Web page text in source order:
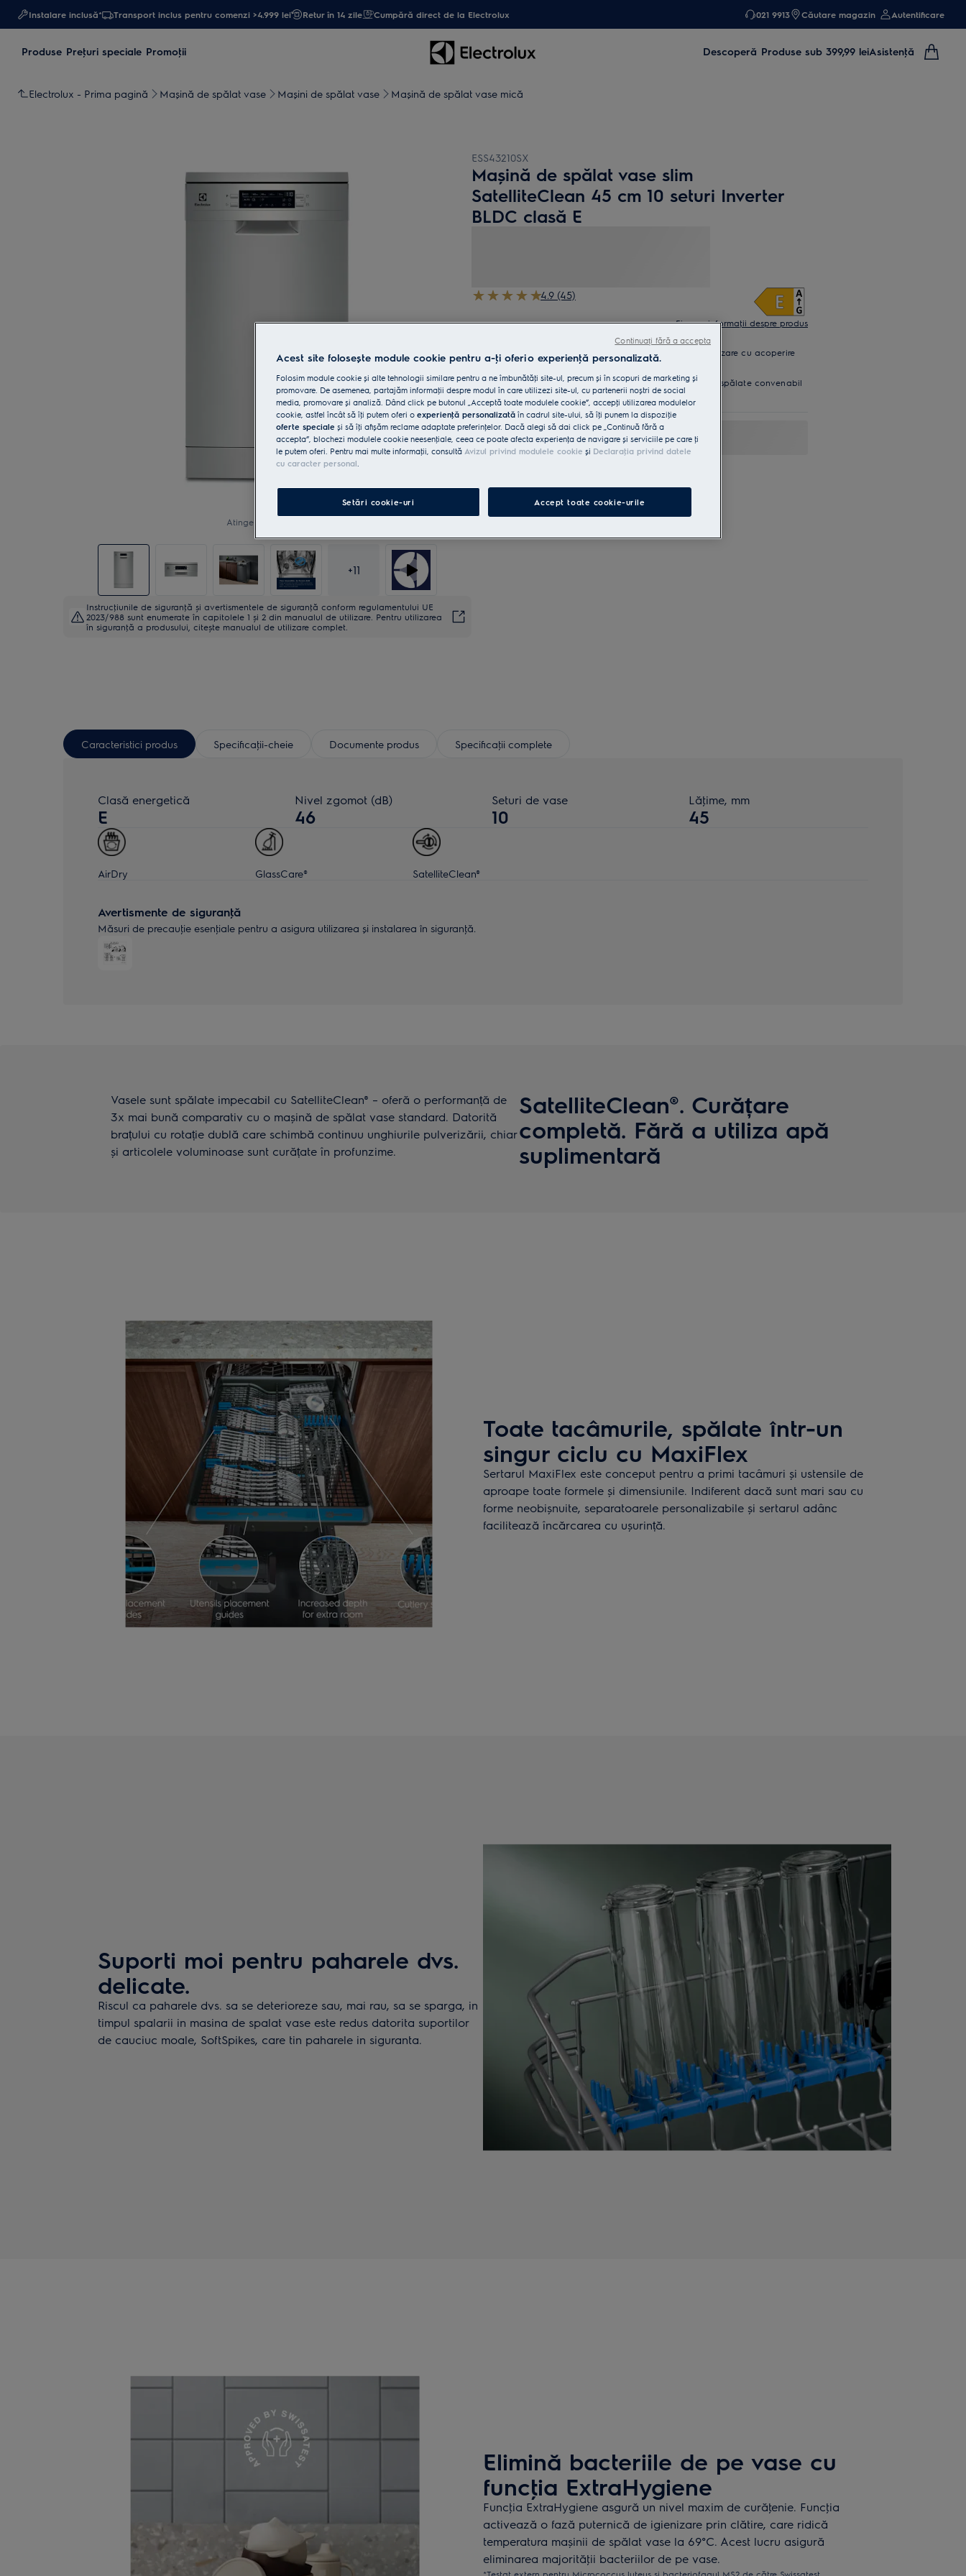
Instalare inclusă* Transport inclus pentru comenzi >4.999 lei Retur în 14 zile Cumpără direct de la Electrolux 021 9913 Căutare magazin Autentificare
Produse Preţuri speciale Promoţii Descoperă Produse sub 399,99 leiAsistenţă
Electrolux - Prima pagină Mașină de spălat vase Maşini de spălat vase Mașină de spălat vase mică
Atinge pentru zoom
+11
Instrucţiunile de siguranţă și avertismentele de siguranţă conform regulamentului UE
2023/988 sunt enumerate în capitolele 1 și 2 din manualul de utilizare. Pentru utilizarea
în siguranţă a produsului, citește manualul de utilizare complet.
ESS43210SX
Mașină de spălat vase slim
SatelliteClean 45 cm 10 seturi Inverter
BLDC clasă E
4.9 (45)
Fișa cu informaţii despre produs
Mașina de spălat vase SatelliteClean® 600 oferă o pulverizare cu acoperire
mai bună
Acoperire de 3x mai bună cu SatelliteClean®.
Tacâmurile de aproape toate formele și dimensiunile sunt spălate convenabil
cu MaxiFlex.
Caracteristici produs Specificaţii-cheie Documente produs Specificaţii complete
Clasă energetică
E
Nivel zgomot (dB)
46
Seturi de vase
10
Lăţime, mm
45
AirDry GlassCare® SatelliteClean®
Avertismente de siguranţă
Măsuri de precauţie esenţiale pentru a asigura utilizarea și instalarea în siguranţă.
SatelliteClean®. Curățare
completă. Fără a utiliza apă
suplimentară
Vasele sunt spălate impecabil cu SatelliteClean® – oferă o performanță de
3x mai bună comparativ cu o mașină de spălat vase standard. Datorită
brațului cu rotație dublă care schimbă continuu unghiurile pulverizării, chiar
și articolele voluminoase sunt curățate în profunzime.
Toate tacâmurile, spălate într-un
singur ciclu cu MaxiFlex
Sertarul MaxiFlex este conceput pentru a primi tacâmuri și ustensile de
aproape toate formele și dimensiunile. Indiferent dacă sunt mari sau cu
forme neobișnuite, separatoarele personalizabile și sertarul adânc
facilitează încărcarea cu ușurință.
Suporti moi pentru paharele dvs.
delicate.
Riscul ca paharele dvs. sa se deterioreze sau, mai rau, sa se sparga, in
timpul spalarii in masina de spalat vase este redus datorita suportilor
de cauciuc moale, SoftSpikes, care tin paharele in siguranta.
Elimină bacteriile de pe vase cu
funcţia ExtraHygiene
Funcţia ExtraHygiene asgură un nivel maxim de curăţenie. Funcţia
activează o fază puternică de igienizare prin clătire, care ridică
temperatura mașinii de spălat vase la 69°C. Acest lucru asigură
eliminarea majorităţii bacteriilor de pe vase.
Acest site folosește module cookie pentru a-ţi oferi o experienţă personalizată.
Folosim module cookie și alte tehnologii similare pentru a ne îmbunătăţi site-ul, precum și în scopuri de marketing și
promovare. De asemenea, partajăm informaţii despre modul în care utilizezi site-ul, cu partenerii noștri de social
media, promovare și analiză. Dând click pe butonul „Acceptă toate modulele cookie”, accepţi utilizarea modulelor
cookie, astfel încât să îţi putem oferi o experienţă personalizată în cadrul site-ului, să îţi punem la dispoziţie
oferte speciale și să îţi afișăm reclame adaptate preferinţelor. Dacă alegi să dai click pe „Continuă fără a
accepta”, blochezi modulele cookie neesenţiale, ceea ce poate afecta experienţa de navigare și serviciile pe care ţi
le putem oferi. Pentru mai multe informaţii, consultă Avizul privind modulele cookie și Declaraţia privind datele
cu caracter personal.
Setări cookie-uri Accept toate cookie-urile
Continuați fără a accepta